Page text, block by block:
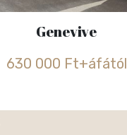
Genevive
630 000 Ft+áfától